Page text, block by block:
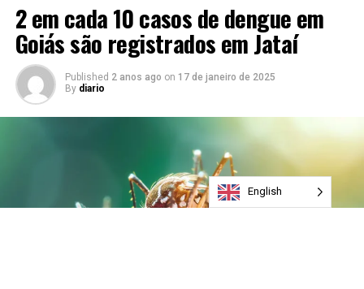
2 em cada 10 casos de dengue em
Goiás são registrados em Jataí
Published 2 anos ago on 17 de janeiro de 2025
By diario
English